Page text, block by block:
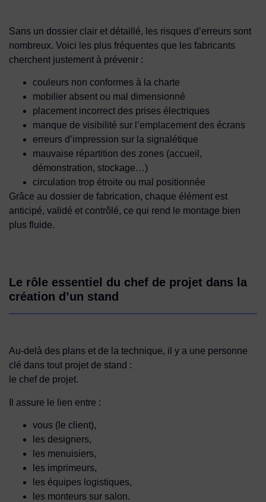
Sans un dossier clair et détaillé, les risques d’erreurs sont
nombreux. Voici les plus fréquentes que les fabricants
cherchent justement à prévenir :
couleurs non conformes à la charte
mobilier absent ou mal dimensionné
placement incorrect des prises électriques
manque de visibilité sur l’emplacement des écrans
erreurs d’impression sur la signalétique
mauvaise répartition des zones (accueil,
démonstration, stockage…)
circulation trop étroite ou mal positionnée
Grâce au dossier de fabrication, chaque élément est
anticipé, validé et contrôlé, ce qui rend le montage bien
plus fluide.
Le rôle essentiel du chef de projet dans la
création d’un stand
Au-delà des plans et de la technique, il y a une personne
clé dans tout projet de stand :
le chef de projet.
Il assure le lien entre :
vous (le client),
les designers,
les menuisiers,
les imprimeurs,
les équipes logistiques,
les monteurs sur salon.